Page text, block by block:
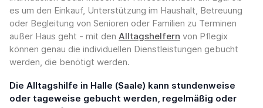
es um den Einkauf, Unterstützung im Haushalt, Betreuung
oder Begleitung von Senioren oder Familien zu Terminen
außer Haus geht - mit den Alltagshelfern von Pflegix
können genau die individuellen Dienstleistungen gebucht
werden, die benötigt werden.
Die Alltagshilfe in Halle (Saale) kann stundenweise
oder tageweise gebucht werden, regelmäßig oder